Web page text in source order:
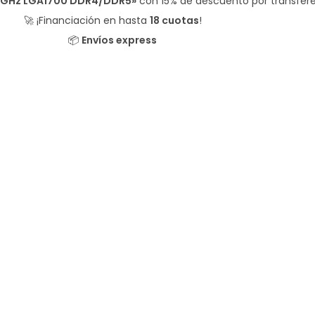
🚀 ¡Financiación en hasta 18 cuotas!
📦 Envíos express